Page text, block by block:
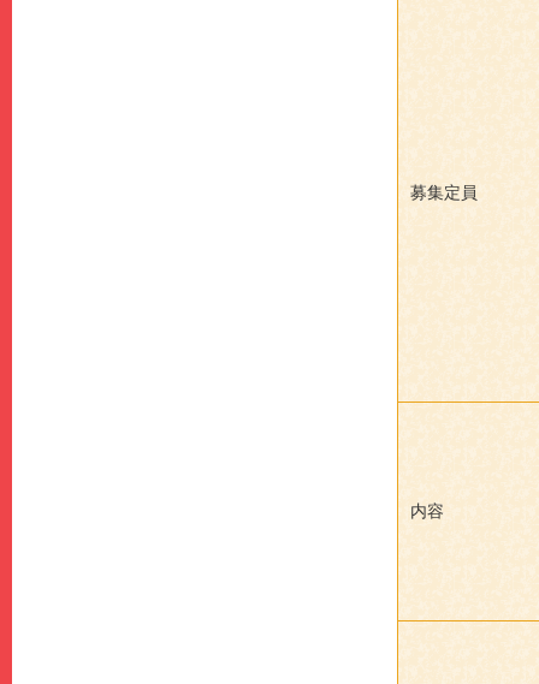
募集定員
内容